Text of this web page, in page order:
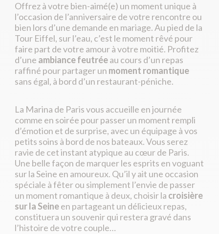
Offrez à votre bien-aimé(e) un moment unique à
l’occasion de l’anniversaire de votre rencontre ou
bien lors d’une demande en mariage. Au pied de la
Tour Eiffel, sur l’eau, c’est le moment rêvé pour
faire part de votre amour à votre moitié. Profitez
d’une ambiance feutréeau cours d’un repas
raffiné pour partager un moment romantique
sans égal, à bord d’un restaurant-péniche.
La Marina de Paris vous accueille en journée
comme en soirée pour passer un moment rempli
d’émotion et de surprise, avec un équipage à vos
petits soins à bord de nos bateaux. Vous serez
ravie de cet instant atypique au cœur de Paris.
Une belle façon de marquer les esprits en voguant
sur la Seine en amoureux. Qu’il y ait une occasion
spéciale à fêter ou simplement l’envie de passer
un moment romantique à deux, choisir la croisière
sur la Seineen partageant un délicieux repas,
constituera un souvenir qui restera gravé dans
l’histoire de votre couple…